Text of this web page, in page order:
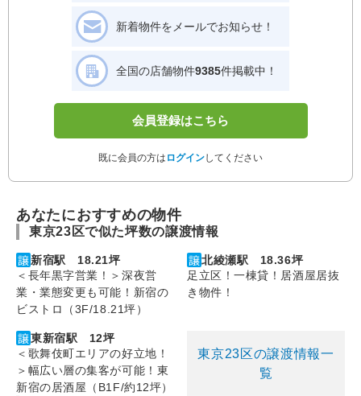
新着物件をメールでお知らせ！
全国の店舗物件9385件掲載中！
会員登録はこちら
既に会員の方は ログインしてください
あなたにおすすめの物件
東京23区で似た坪数の譲渡情報
新宿駅 18.21坪
＜長年黒字営業！＞深夜営
業・業態変更も可能！新宿の
ビストロ（3F/18.21坪）
北綾瀬駅 18.36坪
足立区！一棟貸！居酒屋居抜
き物件！
東新宿駅 12坪
＜歌舞伎町エリアの好立地！
＞幅広い層の集客が可能！東
新宿の居酒屋（B1F/約12坪）
東京23区の譲渡情報一
覧